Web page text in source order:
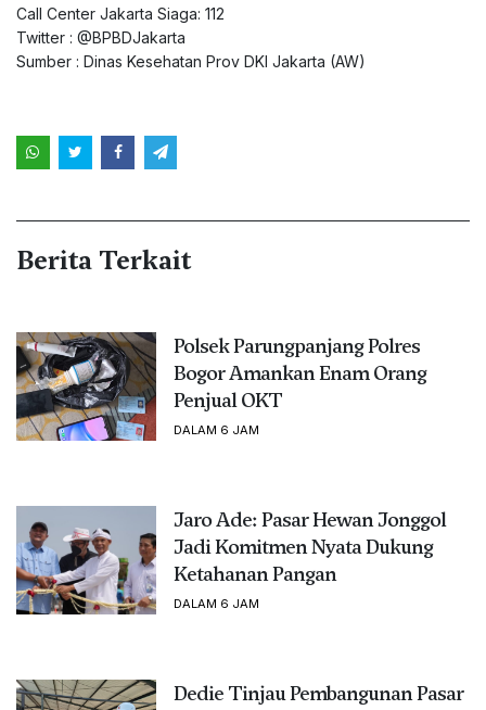
Call Center Jakarta Siaga: 112
Twitter : @BPBDJakarta
Sumber : Dinas Kesehatan Prov DKI Jakarta (AW)
Berita Terkait
Polsek Parungpanjang Polres
Bogor Amankan Enam Orang
Penjual OKT
DALAM 6 JAM
Jaro Ade: Pasar Hewan Jonggol
Jadi Komitmen Nyata Dukung
Ketahanan Pangan
DALAM 6 JAM
Dedie Tinjau Pembangunan Pasar